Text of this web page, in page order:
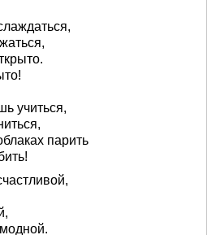
учиться,
парить